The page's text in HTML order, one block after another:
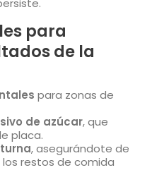
para
de la
para zonas de
de azúcar, que
placa.
, asegurándote de
restos de comida